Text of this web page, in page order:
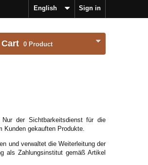
Sign in
English
Cart 0 Product
der Sichtbarkeitsdienst für die
Kunden gekauften Produkte.
und verwaltet die Weiterleitung der
als Zahlungsinstitut gemäß Artikel